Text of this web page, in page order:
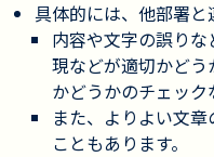
具体的には、他部署と
内容や文字の誤り
現などが適切かど
かどうかのチェック
また、よりよい文
こともあります。